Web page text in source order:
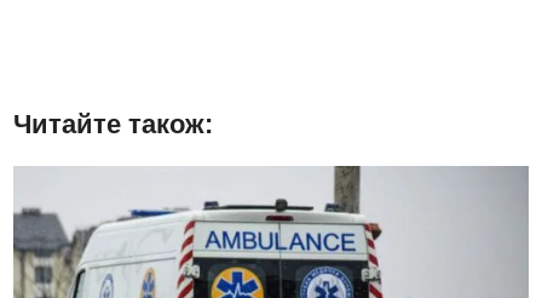
Читайте також: